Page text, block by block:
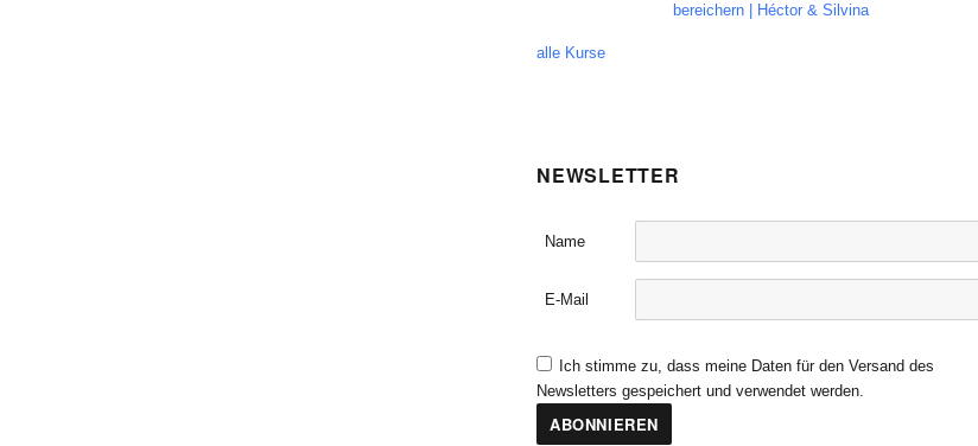
bereichern | Héctor & Silvina
alle Kurse
NEWSLETTER
Name
E-Mail
Ich stimme zu, dass meine Daten für den Versand des
Newsletters gespeichert und verwendet werden.